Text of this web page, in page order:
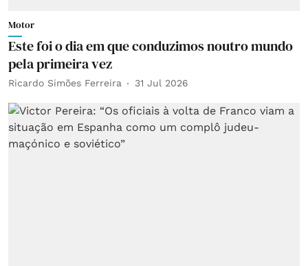
Motor
Este foi o dia em que conduzimos noutro mundo
pela primeira vez
Ricardo Simões Ferreira 31 Jul 2026